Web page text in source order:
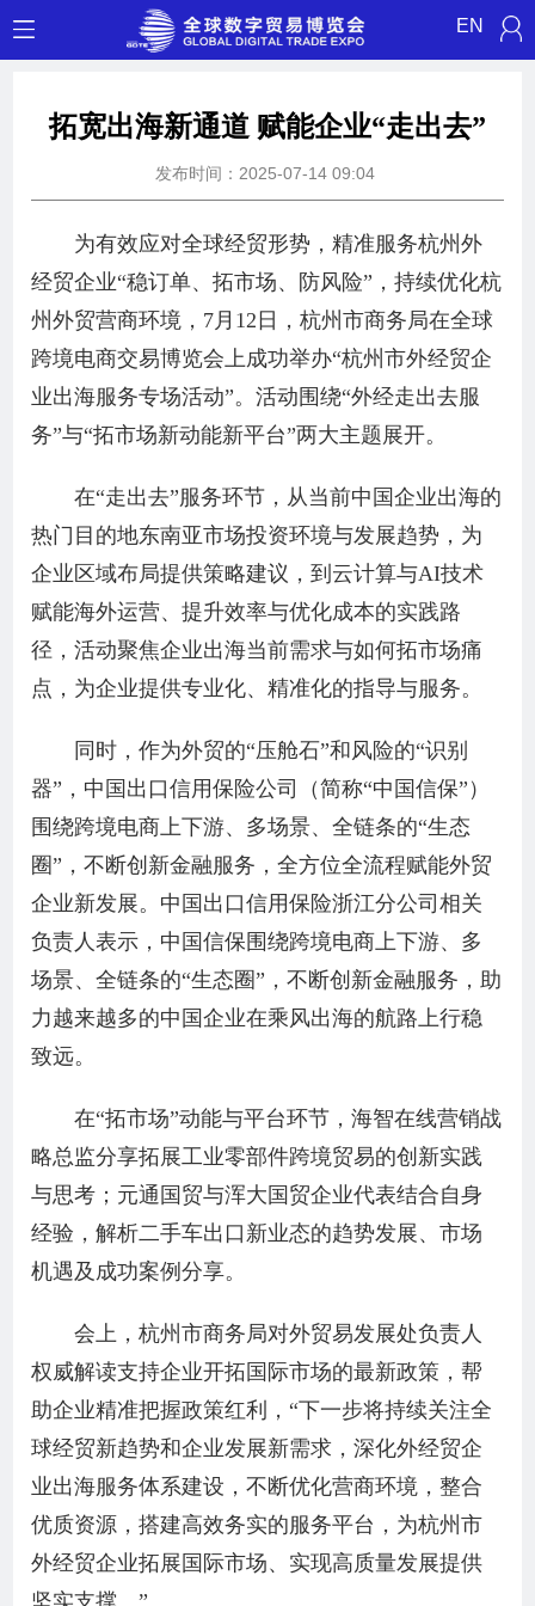
EN
拓宽出海新通道 赋能企业“走出去”
发布时间：2025-07-14 09:04
为有效应对全球经贸形势，精准服务杭州外
经贸企业“稳订单、拓市场、防风险”，持续优化杭
州外贸营商环境，7月12日，杭州市商务局在全球
跨境电商交易博览会上成功举办“杭州市外经贸企
业出海服务专场活动”。活动围绕“外经走出去服
务”与“拓市场新动能新平台”两大主题展开。
在“走出去”服务环节，从当前中国企业出海的
热门目的地东南亚市场投资环境与发展趋势，为
企业区域布局提供策略建议，到云计算与AI技术
赋能海外运营、提升效率与优化成本的实践路
径，活动聚焦企业出海当前需求与如何拓市场痛
点，为企业提供专业化、精准化的指导与服务。
同时，作为外贸的“压舱石”和风险的“识别
器”，中国出口信用保险公司（简称“中国信保”）
围绕跨境电商上下游、多场景、全链条的“生态
圈”，不断创新金融服务，全方位全流程赋能外贸
企业新发展。中国出口信用保险浙江分公司相关
负责人表示，中国信保围绕跨境电商上下游、多
场景、全链条的“生态圈”，不断创新金融服务，助
力越来越多的中国企业在乘风出海的航路上行稳
致远。
在“拓市场”动能与平台环节，海智在线营销战
略总监分享拓展工业零部件跨境贸易的创新实践
与思考；元通国贸与浑大国贸企业代表结合自身
经验，解析二手车出口新业态的趋势发展、市场
机遇及成功案例分享。
会上，杭州市商务局对外贸易发展处负责人
权威解读支持企业开拓国际市场的最新政策，帮
助企业精准把握政策红利，“下一步将持续关注全
球经贸新趋势和企业发展新需求，深化外经贸企
业出海服务体系建设，不断优化营商环境，整合
优质资源，搭建高效务实的服务平台，为杭州市
外经贸企业拓展国际市场、实现高质量发展提供
坚实支撑。”